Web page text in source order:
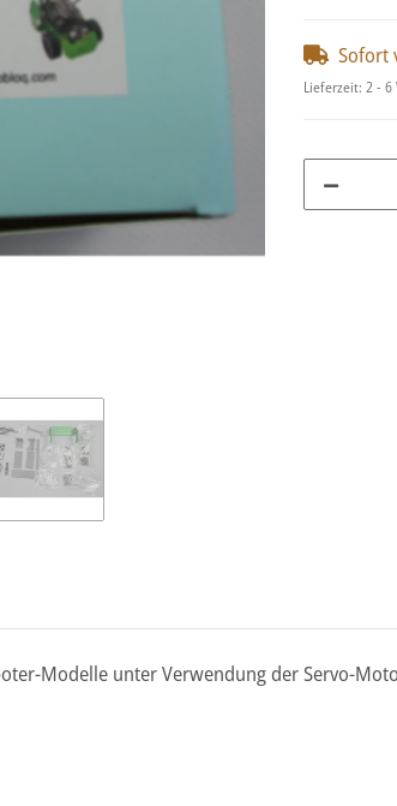
Sofort
Lieferzeit: 2 - 6
Modelle unter Verwendung der Servo-